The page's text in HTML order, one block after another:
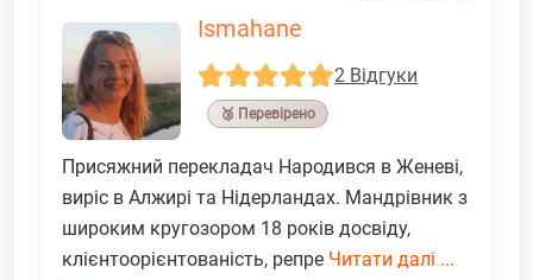
Ismahane
2 Відгуки
🥉 Перевірено
Присяжний перекладач Народився в Женеві,
виріс в Алжирі та Нідерландах. Мандрівник з
широким кругозором 18 років досвіду,
клієнтоорієнтованість, репре Читати далі ...